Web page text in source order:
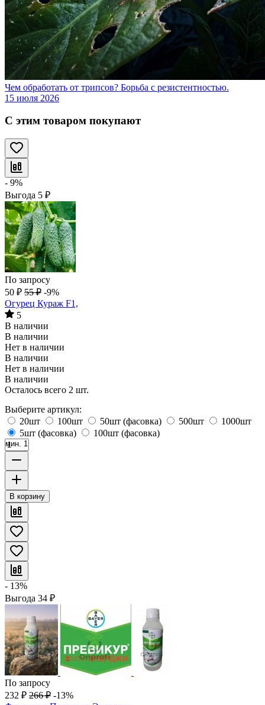
Чем обработать от трипсов? Борьба с резистентностью.
15 июля 2026
С этим товаром покупают
- 9%
Выгода 5 ₽
По запросу
50 ₽ 55 ₽ -9%
Огурец Кураж F1,
5
В наличии
В наличии
Нет в наличии
В наличии
Нет в наличии
В наличии
Осталось всего 2 шт.
Выберите артикул:
20шт
100шт 50шт (фасовка) 500шт
1000шт
5шт (фасовка)
100шт (фасовка)
мин. 1
В корзину
- 13%
Выгода 34 ₽
По запросу
232 ₽ 266 ₽ -13%